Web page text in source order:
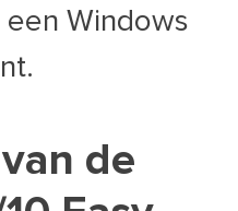
een Windows
de